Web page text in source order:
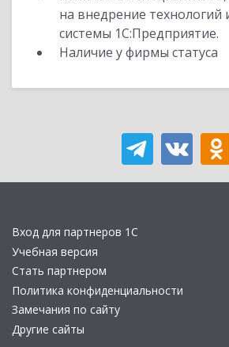
на внедрение
системы 1С:Предприятие.
Наличие у фирмы статуса
Вход для партнеров 1С
Учебная версия
Стать партнером
Политика конфиденциальности
Замечания по сайту
Другие сайты